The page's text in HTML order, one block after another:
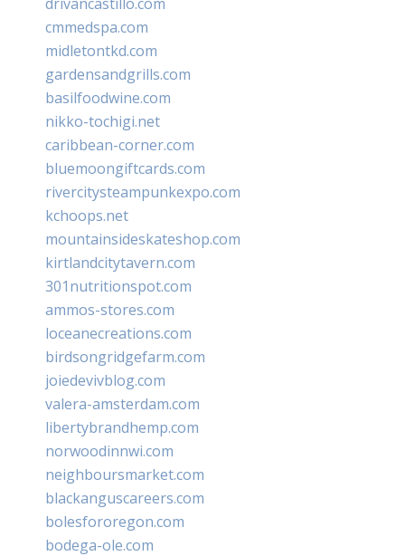
cmmedspa.com
midletontkd.com
gardensandgrills.com
basilfoodwine.com
nikko-tochigi.net
caribbean-corner.com
bluemoongiftcards.com
rivercitysteampunkexpo.com
kchoops.net
mountainsideskateshop.com
kirtlandcitytavern.com
301nutritionspot.com
ammos-stores.com
loceanecreations.com
birdsongridgefarm.com
joiedevivblog.com
valera-amsterdam.com
libertybrandhemp.com
norwoodinnwi.com
neighboursmarket.com
blackanguscareers.com
bolesfororegon.com
bodega-ole.com